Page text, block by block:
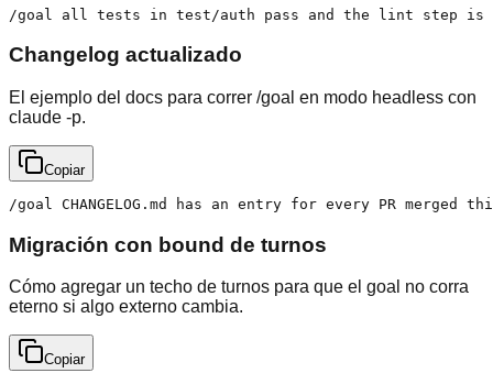
/goal all tests in test/auth pass and the lint step is
Changelog actualizado
El ejemplo del docs para correr /goal en modo headless con
claude -p.
Copiar
/goal CHANGELOG.md has an entry for every PR merged
Migración con bound de turnos
Cómo agregar un techo de turnos para que el goal no corra
eterno si algo externo cambia.
Copiar